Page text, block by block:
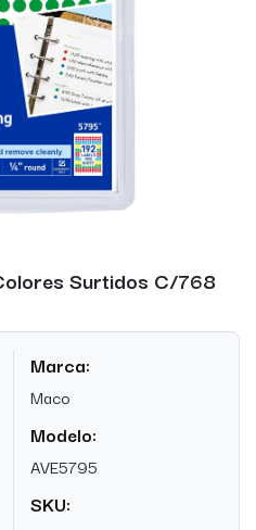
Surtidos C/768
Marca:
Maco
Modelo:
AVE5795
SKU: